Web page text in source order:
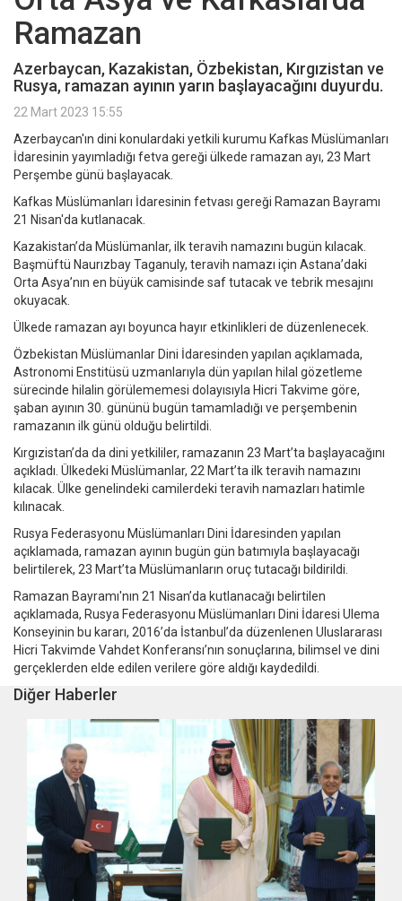
Ramazan
Azerbaycan, Kazakistan, Özbekistan, Kırgızistan ve
Rusya, ramazan ayının yarın başlayacağını duyurdu.
22 Mart 2023 15:55
Azerbaycan'ın dini konulardaki yetkili kurumu Kafkas Müslümanları
İdaresinin yayımladığı fetva gereği ülkede ramazan ayı, 23 Mart
Perşembe günü başlayacak.
Kafkas Müslümanları İdaresinin fetvası gereği Ramazan Bayramı
21 Nisan'da kutlanacak.
Kazakistan’da Müslümanlar, ilk teravih namazını bugün kılacak.
Başmüftü Naurızbay Taganuly, teravih namazı için Astana’daki
Orta Asya’nın en büyük camisinde saf tutacak ve tebrik mesajını
okuyacak.
Ülkede ramazan ayı boyunca hayır etkinlikleri de düzenlenecek.
Özbekistan Müslümanlar Dini İdaresinden yapılan açıklamada,
Astronomi Enstitüsü uzmanlarıyla dün yapılan hilal gözetleme
sürecinde hilalin görülememesi dolayısıyla Hicri Takvime göre,
şaban ayının 30. gününü bugün tamamladığı ve perşembenin
ramazanın ilk günü olduğu belirtildi.
Kırgızistan’da da dini yetkililer, ramazanın 23 Mart’ta başlayacağını
açıkladı. Ülkedeki Müslümanlar, 22 Mart’ta ilk teravih namazını
kılacak. Ülke genelindeki camilerdeki teravih namazları hatimle
kılınacak.
Rusya Federasyonu Müslümanları Dini İdaresinden yapılan
açıklamada, ramazan ayının bugün gün batımıyla başlayacağı
belirtilerek, 23 Mart’ta Müslümanların oruç tutacağı bildirildi.
Ramazan Bayramı'nın 21 Nisan’da kutlanacağı belirtilen
açıklamada, Rusya Federasyonu Müslümanları Dini İdaresi Ulema
Konseyinin bu kararı, 2016’da İstanbul’da düzenlenen Uluslararası
Hicri Takvimde Vahdet Konferansı’nın sonuçlarına, bilimsel ve dini
gerçeklerden elde edilen verilere göre aldığı kaydedildi.
Diğer Haberler